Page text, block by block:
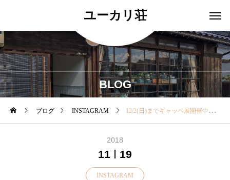
ユーカリ荘
BLOG
ブログ INSTAGRAM 12/2(日)までギャッベ展開催中▼本日のギャッベ展▼・「40㎝×40㎝のギャッベ」木の椅子や車の座席に１つあるだけで温かみのある空間になりますよ♪♪・また 何年も使い込むことで表情豊かに変化していくのも楽しみですひとつ ひとつが一点物◎………………………………………ノベルティの「だるまおみくじ」は残り僅かとなりました！………………………………………ぜひお早めにお気に入りの1点を見つけにユーカリ荘へ遊びにいらしてくださいね！！・ご来店 お待ちしております♡・#ユーカリ荘#yukarisou#ライフスタイルショップ#セレクトショップ#松江#島根#丁寧な仕事#ギャッベ#ギャッベ展#インテリア#手織絨毯#絨毯#手織#一点物#インテリア#旅行#島根旅#旅
2018
11 19
INSTAGRAM